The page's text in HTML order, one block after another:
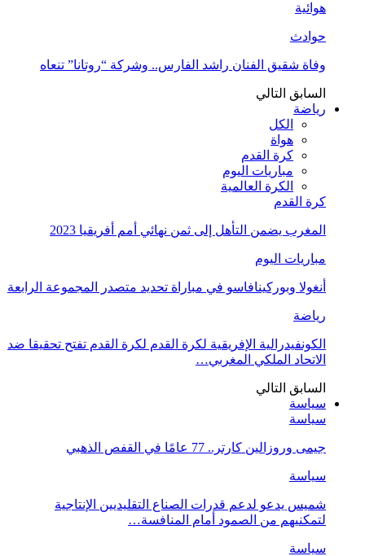
هوائية
حوادث
وفاة شقيق الفنان راشد الفارس.. وشركة “روتانا” تنعاه
السابق التالي
رياضة
الكل
هواة
كرة القدم
مباريات اليوم
الكرة العالمية
كرة القدم
المغرب يضمن التأهل إلى ثمن نهائي أمم أفريقيا 2023
مباريات اليوم
أنغولا وبوركينافاسو في مباراة تحديد متصدر المجموعة الرابعة
رياضة
الكونفيدرالية الإفريقية لكرة القدم لكرة القدم تفتح تحقيقا ضد
الاتحاد الملكي المغربي…
السابق التالي
سياسة
سياسة
جيمى وروزالين كارتر.. 77 عامًا في القفص الذهبي
سياسة
شميس يدعو لدعم قدرات الصناع التقليديين الإنتاجية
لتمكنيهم من الصمود أمام المنافسة…
سياسة